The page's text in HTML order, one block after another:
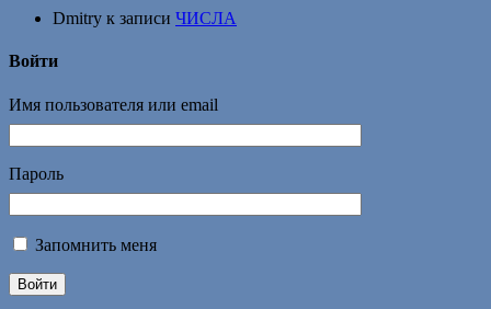
Dmitry к записи ЧИСЛА
Войти
Имя пользователя или email
Пароль
Запомнить меня
Войти